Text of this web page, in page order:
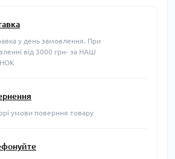
у день замовлення. При
від 3000 грн- за НАШ
умови поверння товару